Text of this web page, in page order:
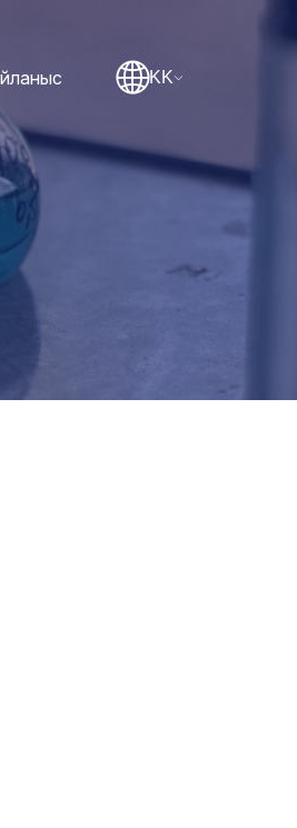
KK